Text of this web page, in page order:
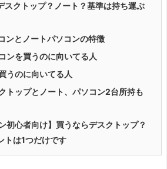
スクトップ？ノート？基準は持ち運ぶ
ンとノートパソコンの特徴
ンを買うのに向いてる人
うのに向いてる人
トップとノート、パソコン2台所持も
初心者向け】買うならデスクトップ？
トは1つだけです